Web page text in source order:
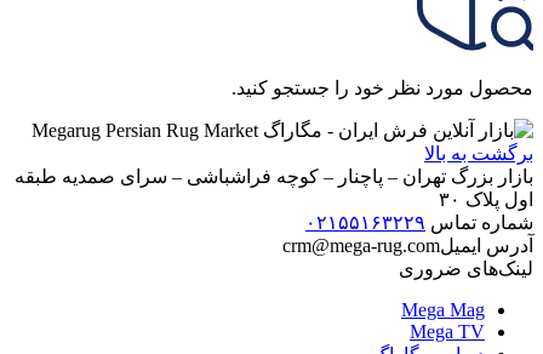
محصول مورد نظر خود را جستجو کنید.
برگشت به بالا
بازار بزرگ تهران – پاچنار – کوچه فراشباشی – سرای صمدیه طبقه
اول پلاک ۳۰
شماره تماس ۰۲۱۵۵۱۶۳۲۲۹
آدرس ایمیلcrm@mega-rug.com
لینک‌های ضروری
Mega Mag
Mega TV